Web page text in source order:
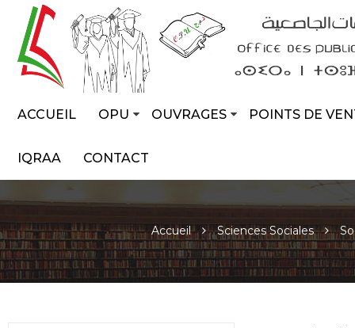
ACCUEIL OPU OUVRAGES POINTS DE
IQRAA CONTACT
Accueil Sciences Sociales